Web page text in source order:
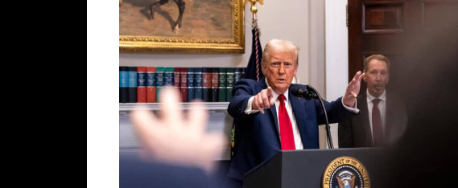
ACTIONS
CONCRÈTES